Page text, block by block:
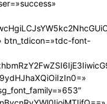
btn_tdicon=»tdc-font-